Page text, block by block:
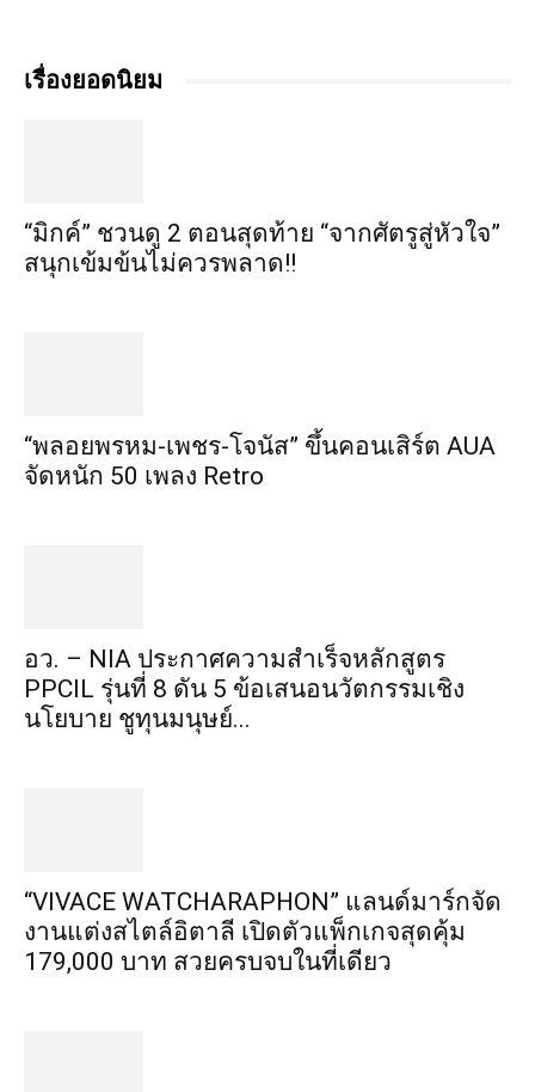
เรื่องยอดนิยม
“มิกค์” ชวนดู 2 ตอนสุดท้าย “จากศัตรูสู่หัวใจ”
สนุกเข้มข้นไม่ควรพลาด!!
“พลอยพรหม-เพชร-โจนัส” ขึ้นคอนเสิร์ต AUA
จัดหนัก 50 เพลง Retro
อว. – NIA ประกาศความสำเร็จหลักสูตร
PPCIL รุ่นที่ 8 ดัน 5 ข้อเสนอนวัตกรรมเชิง
นโยบาย ชูทุนมนุษย์...
“VIVACE WATCHARAPHON” แลนด์มาร์กจัด
งานแต่งสไตล์อิตาลี เปิดตัวแพ็กเกจสุดคุ้ม
179,000 บาท สวยครบจบในที่เดียว